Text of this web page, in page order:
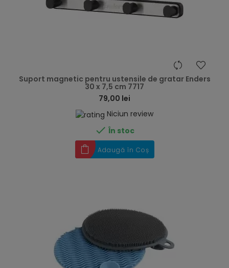
Suport magnetic pentru ustensile de gratar Enders
30 x 7,5 cm 7717
79,00 lei
Niciun review
 În stoc
Adaugă în Coș